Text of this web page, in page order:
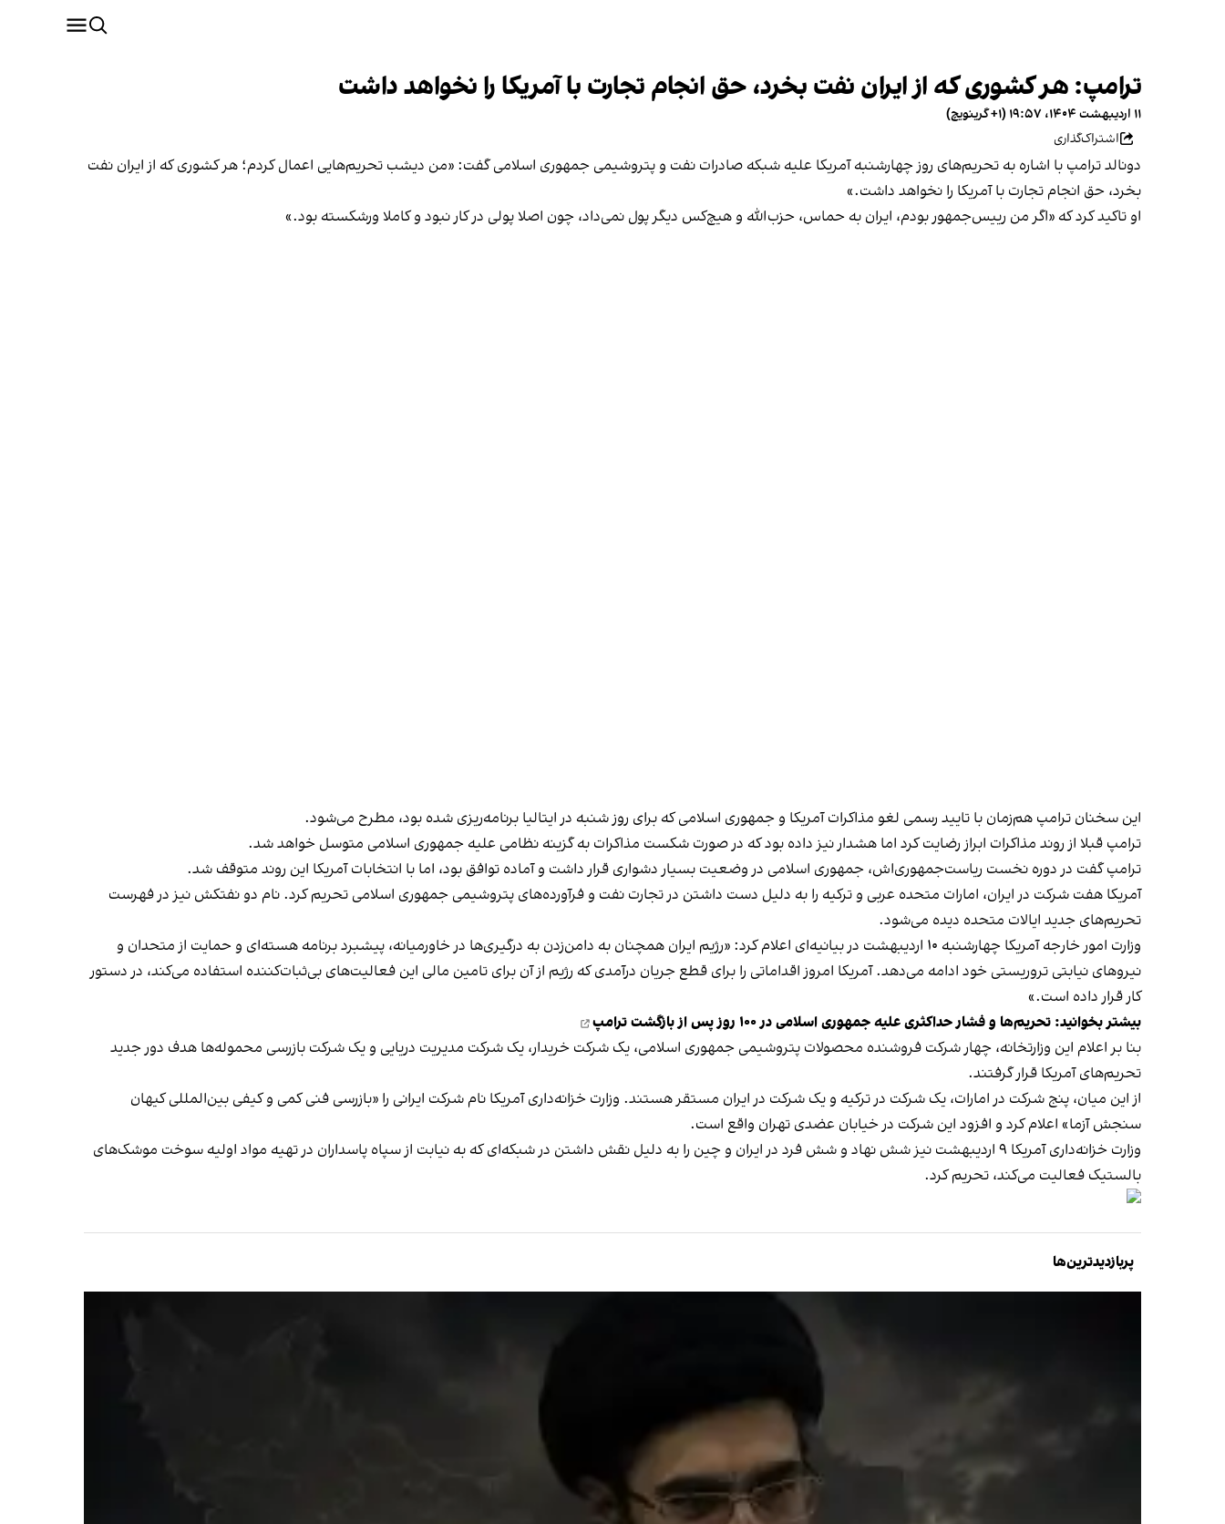
ترامپ: هر کشوری که از ایران نفت بخرد، حق انجام تجارت با آمریکا را نخواهد داشت
۱۱ اردیبهشت ۱۴۰۴، ۱۹:۵۷ (‎+۱ گرینویچ)
اشتراک‌گذاری
دونالد ترامپ با اشاره به تحریم‌های روز چهارشنبه آمریکا علیه شبکه صادرات نفت و پتروشیمی جمهوری اسلامی گفت: «من دیشب تحریم‌هایی اعمال کردم؛ هر کشوری که از ایران نفت
بخرد، حق انجام تجارت با آمریکا را نخواهد داشت.»
او تاکید کرد که «اگر من رییس‌جمهور بودم، ایران به حماس، حزب‌الله و هیچ‌کس دیگر پول نمی‌داد، چون اصلا پولی در کار نبود و کاملا ورشکسته بود.»
این سخنان ترامپ هم‌زمان با تایید رسمی لغو مذاکرات آمریکا و جمهوری اسلامی که برای روز شنبه در ایتالیا برنامه‌ریزی شده بود،‌ مطرح می‌شود.
ترامپ قبلا از روند مذاکرات ابراز رضایت کرد اما هشدار نیز داده بود که در صورت شکست مذاکرات به گزینه نظامی علیه جمهوری اسلامی متوسل خواهد شد.
ترامپ گفت در دوره نخست ریاست‌جمهوری‌اش، جمهوری اسلامی در وضعیت بسیار دشواری قرار داشت و آماده توافق بود، اما با انتخابات آمریکا این روند متوقف شد.
آمریکا هفت شرکت در ایران، امارات متحده عربی و ترکیه را به دلیل دست داشتن در تجارت نفت و فرآورده‌های پتروشیمی جمهوری اسلامی تحریم کرد. نام دو نفتکش نیز در فهرست
تحریم‌های جدید ایالات متحده دیده می‌شود.
وزارت امور خارجه آمریکا چهارشنبه ۱۰ اردیبهشت در بیانیه‌ای اعلام کرد: «رژیم ایران همچنان به دامن‌زدن به درگیری‌ها در خاورمیانه، پیشبرد برنامه هسته‌ای و حمایت از متحدان و
نیروهای نیابتی تروریستی خود ادامه می‌دهد. آمریکا امروز اقداماتی را برای قطع جریان درآمدی که رژیم از آن برای تامین مالی این فعالیت‌های بی‌ثبات‌کننده استفاده می‌کند، در دستور
کار قرار داده است.»
بیشتر بخوانید: تحریم‌ها و فشار حداکثری علیه جمهوری اسلامی در ۱۰۰ روز پس از بازگشت ترامپ
بنا بر اعلام این وزارتخانه، چهار شرکت فروشنده محصولات پتروشیمی جمهوری اسلامی، یک شرکت خریدار، یک شرکت مدیریت دریایی و یک شرکت بازرسی محموله‌ها هدف دور جدید
تحریم‌های آمریکا قرار گرفتند.
از این میان، پنج شرکت در امارات، یک شرکت در ترکیه و یک شرکت در ایران مستقر هستند. وزارت خزانه‌داری آمریکا نام شرکت ایرانی را «بازرسی فنی کمی و کیفی بین‌المللی کیهان
سنجش آزما» اعلام کرد و افزود این شرکت در خیابان عضدی تهران واقع است.
وزارت خزانه‌داری آمریکا ۹ اردیبهشت نیز
شش نهاد و شش فرد در ایران و چین را به دلیل نقش داشتن در شبکه‌ای که به نیابت از سپاه پاسداران در تهیه مواد اولیه سوخت موشک‌های
بالستیک فعالیت می‌کند، تحریم کرد.
پربازدیدترین‌ها